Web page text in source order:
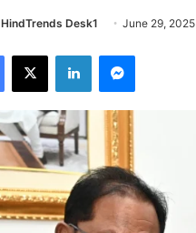
HindTrends Desk1 June 29, 2025
Facebook
X LinkedInMessenger